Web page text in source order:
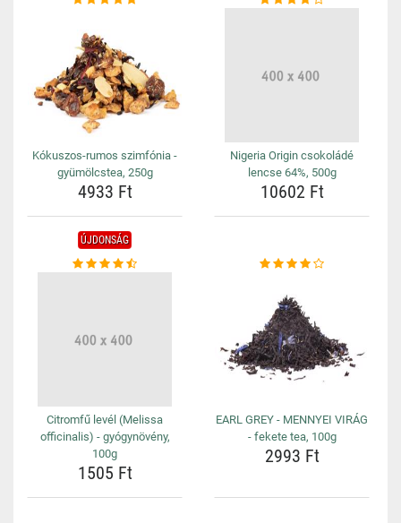
Kókuszos-rumos szimfónia -
gyümölcstea, 250g
4933 Ft
Nigeria Origin csokoládé
lencse 64%, 500g
10602 Ft
ÚJDONSÁG
Citromfű levél (Melissa
officinalis) - gyógynövény,
100g
1505 Ft
EARL GREY - MENNYEI VIRÁG
- fekete tea, 100g
2993 Ft